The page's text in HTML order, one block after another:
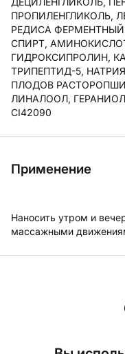
ПРОПИЛЕНГЛИКОЛЬ,
РЕДИСА
СПИРТ,
ГИДРОКСИПРОЛИН,
ТРИПЕПТИД-5,
ПЛОДОВ РАСТОРОПШИ,
ЛИНАЛООЛ,
CI42090
Применение
Наносить утром и
массажными